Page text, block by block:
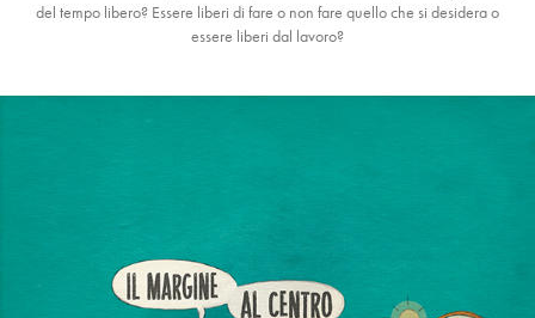
del tempo libero? Essere liberi di fare o non fare quello che si desidera o
essere liberi dal lavoro?